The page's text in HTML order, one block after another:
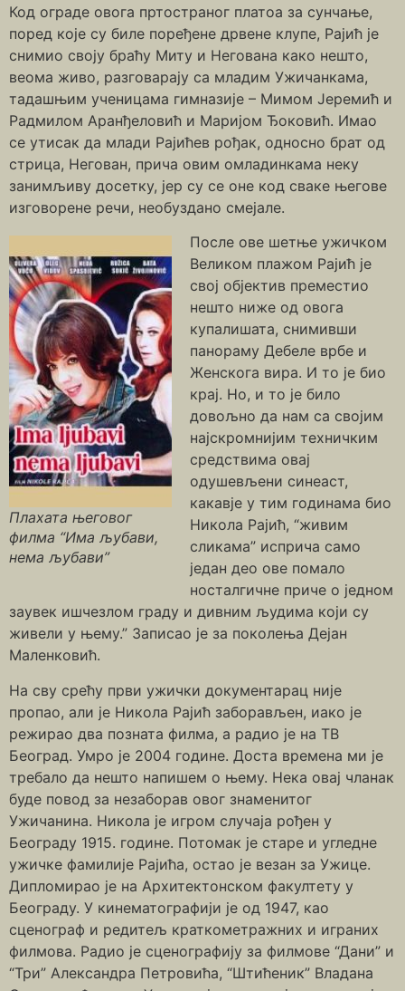
Код ограде овога пртостраног платоа за сунчање,
поред које су биле поређене дрвене клупе, Рајић је
снимио своју браћу Миту и Негована како нешто,
веома живо, разговарају са младим Ужичанкама,
тадашњим ученицама гимназије – Мимом Јеремић и
Радмилом Аранђеловић и Маријом Ђоковић. Имао
се утисак да млади Рајићев рођак, односно брат од
стрица, Негован, прича овим омладинкама неку
занимљиву досетку, јер су се оне код сваке његове
изговорене речи, необуздано смејале.
Плахата његовог
филма “Има љубави,
нема љубави”
После ове шетње ужичком
Великом плажом Рајић је
свој објектив преместио
нешто ниже од овога
купалишата, снимивши
панораму Дебеле врбе и
Женскога вира. И то је био
крај. Но, и то је било
довољно да нам са својим
најскромнијим техничким
средствима овај
одушевљени синеаст,
какавје у тим годинама био
Никола Рајић, “живим
сликама” исприча само
један део ове помало
носталгичне приче о једном
заувек ишчезлом граду и дивним људима који су
живели у њему.” Записао је за поколења Дејан
Маленковић.
На сву срећу први ужички документарац није
пропао, али је Никола Рајић заборављен, иако је
режирао два позната филма, а радио је на ТВ
Београд. Умро је 2004 године. Доста времена ми је
требало да нешто напишем о њему. Нека овај чланак
буде повод за незаборав овог знаменитог
Ужичанина. Никола је игром случаја рођен у
Београду 1915. године. Потомак је старе и угледне
ужичке фамилије Рајића, остао је везан за Ужице.
Дипломирао је на Архитектонском факултету у
Београду. У кинематографији је од 1947, као
сценограф и редитељ краткометражних и играних
филмова. Радио је сценографију за филмове “Дани” и
“Три” Александра Петровића, “Штићеник” Владана